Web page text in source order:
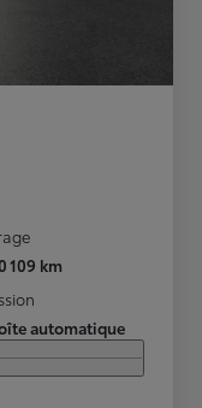
109 km
automatique